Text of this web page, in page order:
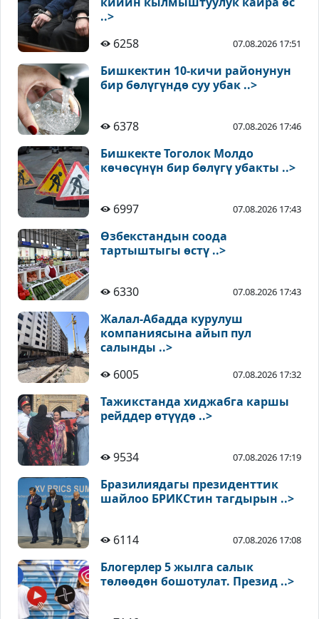
..>
6258
07.08.2026 17:51
Бишкектин 10-кичи районунун
бир бөлүгүндө суу убак ..>
6378 07.08.2026 17:46
Бишкекте Тоголок Молдо
көчөсүнүн бир бөлүгү убакты ..>
6997 07.08.2026 17:43
Өзбекстандын соода
тартыштыгы өстү ..>
6330 07.08.2026 17:43
Жалал-Абадда курулуш
компаниясына айып пул
салынды ..>
6005
07.08.2026 17:32
Тажикстанда хиджабга каршы
рейддер өтүүдө ..>
9534 07.08.2026 17:19
Бразилиядагы президенттик
шайлоо БРИКСтин тагдырын ..>
6114 07.08.2026 17:08
Блогерлер 5 жылга салык
төлөөдөн бошотулат. Презид ..>